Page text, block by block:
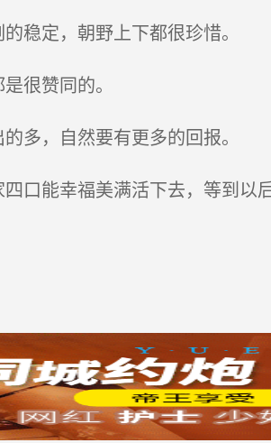
稳定，朝野上下都很珍惜。
很赞同的。
多，自然要有更多的回报。
口能幸福美满活下去，等到以